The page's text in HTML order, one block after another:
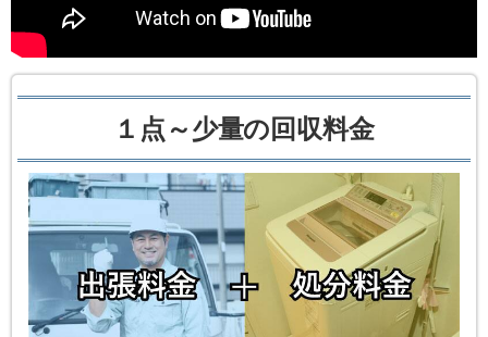
１点～少量の回収料金